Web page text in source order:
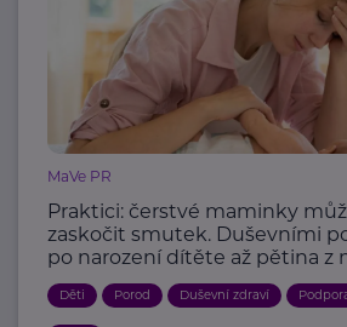
MaVe PR
Praktici: čerstvé maminky
zaskočit smutek. Duševními
po narození dítěte až pětina z
Děti Porod Duševní zdraví